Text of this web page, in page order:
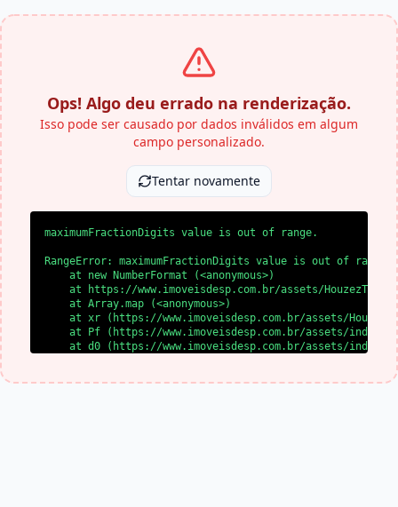
Ops! Algo deu errado na renderização.
Isso pode ser causado por dados inválidos em algum
campo personalizado.
Tentar novamente
maximumFractionDigits value is out of range.
RangeError: maximumFractionDigits value is out of range.
    at new NumberFormat (<anonymous>)
at https://www.imoveisdesp.com.br/assets/
    at Array.map (<anonymous>)
at xr (https://www.imoveisdesp.com.br/assets/
at Pf (https://www.imoveisdesp.com.br/assets/index-
at d0 (https://www.imoveisdesp.com.br/assets/index-
at l0 (https://www.imoveisdesp.com.br/assets/index-
at SS (https://www.imoveisdesp.com.br/assets/index-